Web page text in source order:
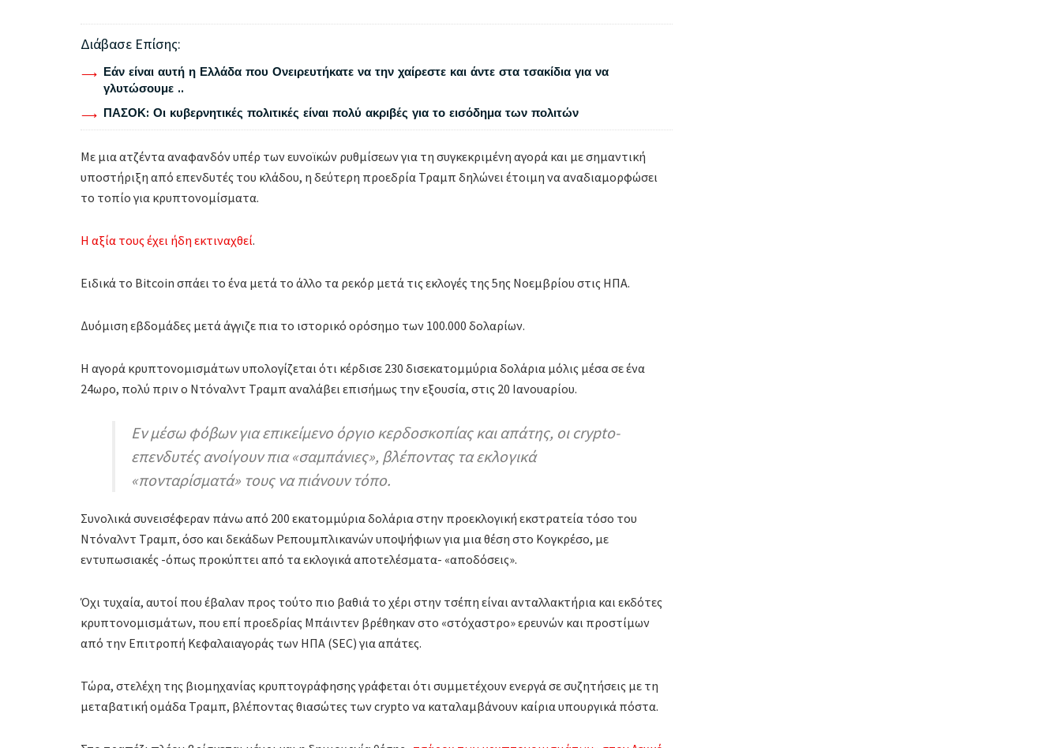
Διάβασε Επίσης:
Εάν είναι αυτή η Ελλάδα που Ονειρευτήκατε να την χαίρεστε και άντε στα τσακίδια για να
γλυτώσουμε ..
ΠΑΣΟΚ: Οι κυβερνητικές πολιτικές είναι πολύ ακριβές για το εισόδημα των πολιτών
Με μια ατζέντα αναφανδόν υπέρ των ευνοϊκών ρυθμίσεων για τη συγκεκριμένη αγορά και με σημαντική
υποστήριξη από επενδυτές του κλάδου, η δεύτερη προεδρία Τραμπ δηλώνει έτοιμη να αναδιαμορφώσει
το τοπίο για κρυπτονομίσματα.
Η αξία τους έχει ήδη εκτιναχθεί.
Ειδικά το Bitcoin σπάει το ένα μετά το άλλο τα ρεκόρ μετά τις εκλογές της 5ης Νοεμβρίου στις ΗΠΑ.
Δυόμιση εβδομάδες μετά άγγιζε πια το ιστορικό ορόσημο των 100.000 δολαρίων.
Η αγορά κρυπτονομισμάτων υπολογίζεται ότι κέρδισε 230 δισεκατομμύρια δολάρια μόλις μέσα σε ένα
24ωρο, πολύ πριν ο Ντόναλντ Τραμπ αναλάβει επισήμως την εξουσία, στις 20 Ιανουαρίου.
Εν μέσω φόβων για επικείμενο όργιο κερδοσκοπίας και απάτης, οι crypto-
επενδυτές ανοίγουν πια «σαμπάνιες», βλέποντας τα εκλογικά
«πονταρίσματά» τους να πιάνουν τόπο.
Συνολικά συνεισέφεραν πάνω από 200 εκατομμύρια δολάρια στην προεκλογική εκστρατεία τόσο του
Ντόναλντ Τραμπ, όσο και δεκάδων Ρεπουμπλικανών υποψήφιων για μια θέση στο Κογκρέσο, με
εντυπωσιακές -όπως προκύπτει από τα εκλογικά αποτελέσματα- «αποδόσεις».
Όχι τυχαία, αυτοί που έβαλαν προς τούτο πιο βαθιά το χέρι στην τσέπη είναι ανταλλακτήρια και εκδότες
κρυπτονομισμάτων, που επί προεδρίας Μπάιντεν βρέθηκαν στο «στόχαστρο» ερευνών και προστίμων
από την Επιτροπή Κεφαλαιαγοράς των ΗΠΑ (SEC) για απάτες.
Τώρα, στελέχη της βιομηχανίας κρυπτογράφησης γράφεται ότι συμμετέχουν ενεργά σε συζητήσεις με τη
μεταβατική ομάδα Τραμπ, βλέποντας θιασώτες των crypto να καταλαμβάνουν καίρια υπουργικά πόστα.